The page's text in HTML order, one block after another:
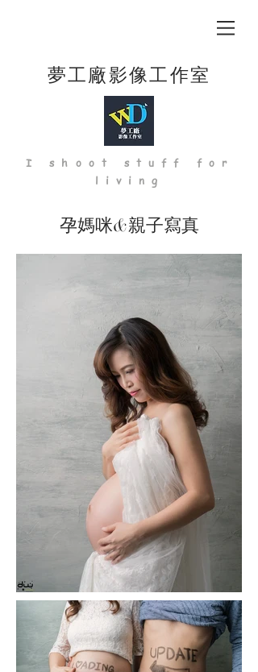
夢工廠影像工作室
I shoot stuff for
living
孕媽咪&親子寫真